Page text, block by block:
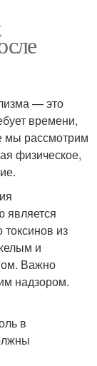
— это
времени,
мы рассмотрим
физическое,
является
из
и
Важно
надзором.
в